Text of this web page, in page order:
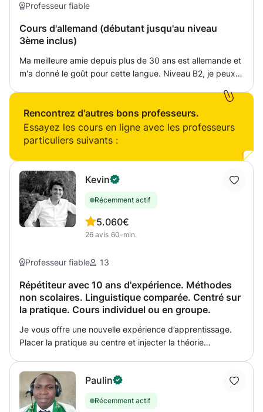
Professeur fiable
Cours d'allemand (débutant jusqu'au niveau
3ème inclus)
Ma meilleure amie depuis plus de 30 ans est allemande et
m'a donné le goût pour cette langue. Niveau B2, je peux
que je dispense sont conçus à la demande. Sur mesure, ils
sont adaptés à l'apprenant(e) et se veulent le plus
ludiques possible. Passionnée par les langues étrangères,
j’ai à cœur de transmettre mes connaissances pour vous
Rencontrez d'autres bons professeurs.
Essayez les cours en ligne avec les professeurs
particuliers suivants :
Kevin
Récemment actif
5.0
26 avis
60€
60-min.
Professeur fiable 13
Répétiteur avec 10 ans d'expérience. Méthodes
non scolaires. Linguistique comparée. Centré sur
la pratique. Cours individuel ou en groupe.
Je vous offre une nouvelle expérience d’apprentissage.
Placer la pratique au centre et injecter la théorie
sur mesure vous allez accélérer votre apprentissage dans
un état d'esprit positif. Vous pouvez faire un cours
complet avec des séances régulières ou des cours
Paulin
Récemment actif